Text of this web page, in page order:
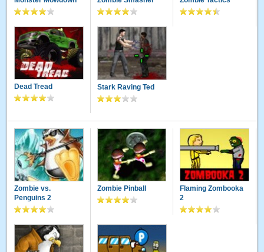
Dead Tread Stark Raving Ted
Zombie vs.
Penguins 2
Zombie Pinball
Flaming Zombooka
2